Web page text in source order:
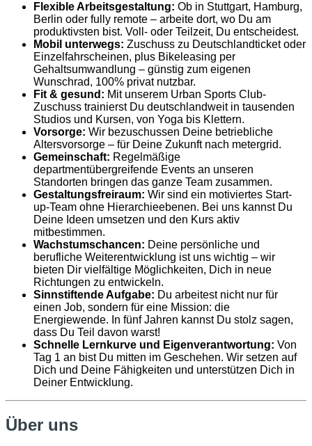
Flexible Arbeitsgestaltung: Ob in Stuttgart, Hamburg,
Berlin oder fully remote – arbeite dort, wo Du am
produktivsten bist. Voll- oder Teilzeit, Du entscheidest.
Mobil unterwegs: Zuschuss zu Deutschlandticket oder
Einzelfahrscheinen, plus Bikeleasing per
Gehaltsumwandlung – günstig zum eigenen
Wunschrad, 100% privat nutzbar.
Fit & gesund: Mit unserem Urban Sports Club-
Zuschuss trainierst Du deutschlandweit in tausenden
Studios und Kursen, von Yoga bis Klettern.
Vorsorge: Wir bezuschussen Deine betriebliche
Altersvorsorge – für Deine Zukunft nach metergrid.
Gemeinschaft: Regelmäßige
departmentübergreifende Events an unseren
Standorten bringen das ganze Team zusammen.
Gestaltungsfreiraum: Wir sind ein motiviertes Start-
up-Team ohne Hierarchieebenen. Bei uns kannst Du
Deine Ideen umsetzen und den Kurs aktiv
mitbestimmen.
Wachstumschancen: Deine persönliche und
berufliche Weiterentwicklung ist uns wichtig – wir
bieten Dir vielfältige Möglichkeiten, Dich in neue
Richtungen zu entwickeln.
Sinnstiftende Aufgabe: Du arbeitest nicht nur für
einen Job, sondern für eine Mission: die
Energiewende. In fünf Jahren kannst Du stolz sagen,
dass Du Teil davon warst!
Schnelle Lernkurve und Eigenverantwortung: Von
Tag 1 an bist Du mitten im Geschehen. Wir setzen auf
Dich und Deine Fähigkeiten und unterstützen Dich in
Deiner Entwicklung.
Über uns